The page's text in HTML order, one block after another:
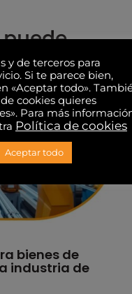
bienes de
industria de
y de terceros para
Si te parece bien,
«Aceptar todo».
cookies quieres
Para más
Política de cookies
Aceptar todo